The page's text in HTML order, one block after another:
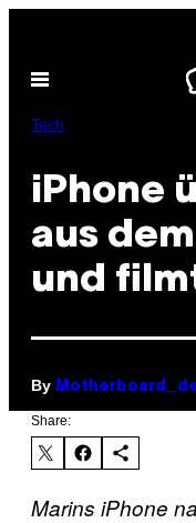
content
Open
Tech
iPhone
aus
und
By
Share:
Marins iPhone